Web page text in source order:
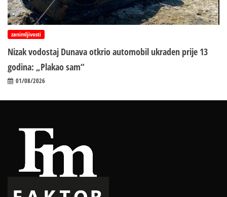
zanimljivosti
Nizak vodostaj Dunava otkrio automobil ukraden prije 13
godina: „Plakao sam“
01/08/2026